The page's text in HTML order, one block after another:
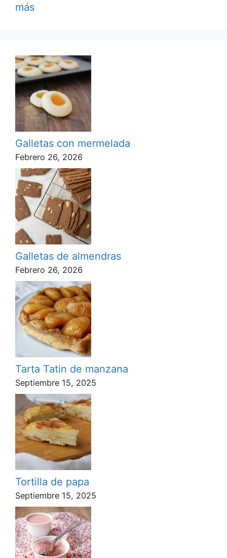
más
Galletas con mermelada
Febrero 26, 2026
Galletas de almendras
Febrero 26, 2026
Tarta Tatin de manzana
Septiembre 15, 2025
Tortilla de papa
Septiembre 15, 2025